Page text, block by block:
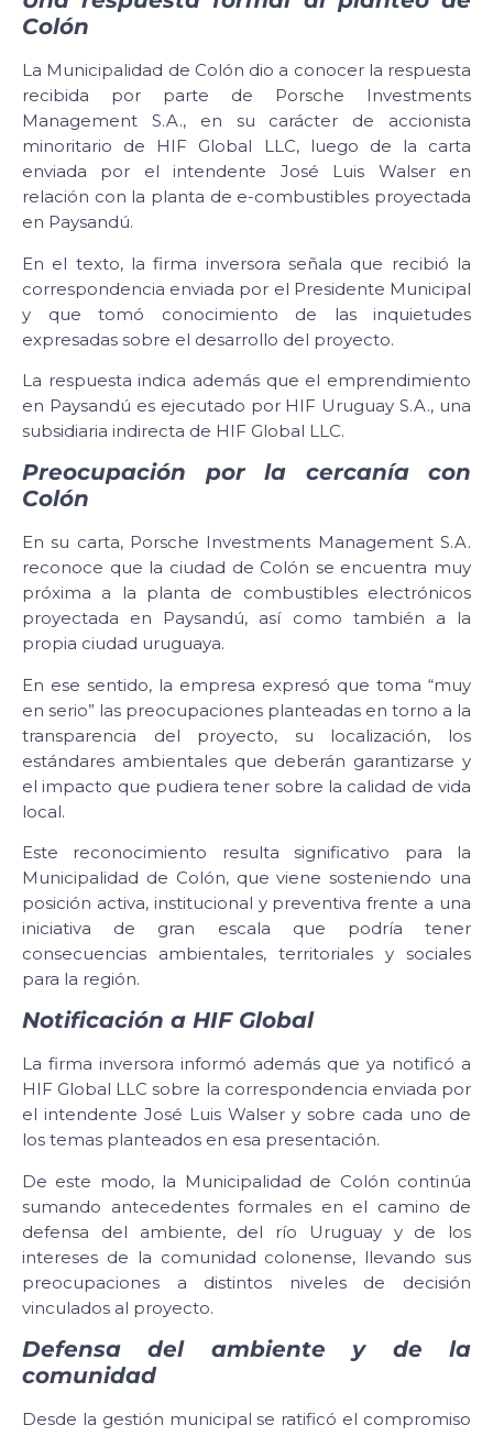
Colón
La Municipalidad de Colón dio a conocer la respuesta
recibida por parte de Porsche Investments
Management S.A., en su carácter de accionista
minoritario de HIF Global LLC, luego de la carta
enviada por el intendente José Luis Walser en
relación con la planta de e-combustibles proyectada
en Paysandú.
En el texto, la firma inversora señala que recibió la
correspondencia enviada por el Presidente Municipal
y que tomó conocimiento de las inquietudes
expresadas sobre el desarrollo del proyecto.
La respuesta indica además que el emprendimiento
en Paysandú es ejecutado por HIF Uruguay S.A., una
subsidiaria indirecta de HIF Global LLC.
Preocupación por la cercanía con
Colón
En su carta, Porsche Investments Management S.A.
reconoce que la ciudad de Colón se encuentra muy
próxima a la planta de combustibles electrónicos
proyectada en Paysandú, así como también a la
propia ciudad uruguaya.
En ese sentido, la empresa expresó que toma “muy
en serio” las preocupaciones planteadas en torno a la
transparencia del proyecto, su localización, los
estándares ambientales que deberán garantizarse y
el impacto que pudiera tener sobre la calidad de vida
local.
Este reconocimiento resulta significativo para la
Municipalidad de Colón, que viene sosteniendo una
posición activa, institucional y preventiva frente a una
iniciativa de gran escala que podría tener
consecuencias ambientales, territoriales y sociales
para la región.
Notificación a HIF Global
La firma inversora informó además que ya notificó a
HIF Global LLC sobre la correspondencia enviada por
el intendente José Luis Walser y sobre cada uno de
los temas planteados en esa presentación.
De este modo, la Municipalidad de Colón continúa
sumando antecedentes formales en el camino de
defensa del ambiente, del río Uruguay y de los
intereses de la comunidad colonense, llevando sus
preocupaciones a distintos niveles de decisión
vinculados al proyecto.
Defensa del ambiente y de la
comunidad
Desde la gestión municipal se ratificó el compromiso